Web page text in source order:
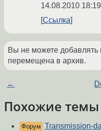
14.08.2010
Ссылка
Вы не можете добавлять
перемещена в архив.
←
Похожие темы
Форум Transmission-